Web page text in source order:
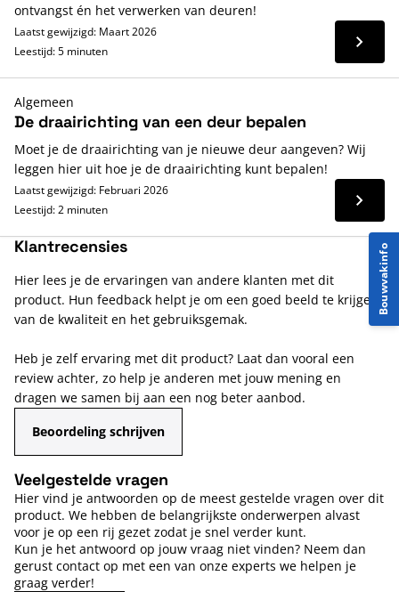
ontvangst én het verwerken van deuren!
Laatst gewijzigd: Maart 2026
Leestijd: 5 minuten
Lees
Algemeen
De draairichting van een deur bepalen
Moet je de draairichting van je nieuwe deur aangeven? Wij
leggen hier uit hoe je de draairichting kunt bepalen!
Laatst gewijzigd: Februari 2026
Leestijd: 2 minuten
Lees
Klantrecensies
Hier lees je de ervaringen van andere klanten met dit
product. Hun feedback helpt je om een goed beeld te krijgen
van de kwaliteit en het gebruiksgemak.
Heb je zelf ervaring met dit product? Laat dan vooral een
review achter, zo help je anderen met jouw mening en
dragen we samen bij aan een nog beter aanbod.
Beoordeling schrijven
Veelgestelde vragen
Hier vind je antwoorden op de meest gestelde vragen over dit
product. We hebben de belangrijkste onderwerpen alvast
voor je op een rij gezet zodat je snel verder kunt.
Kun je het antwoord op jouw vraag niet vinden? Neem dan
gerust contact op met een van onze experts we helpen je
graag verder!
Bouwvakinfo